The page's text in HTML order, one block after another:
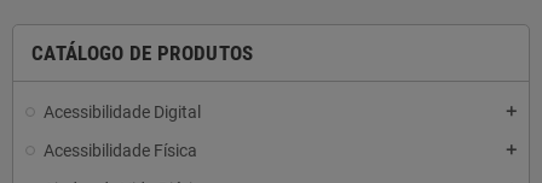
CATÁLOGO DE PRODUTOS
Acessibilidade Digital add
Acessibilidade Física add